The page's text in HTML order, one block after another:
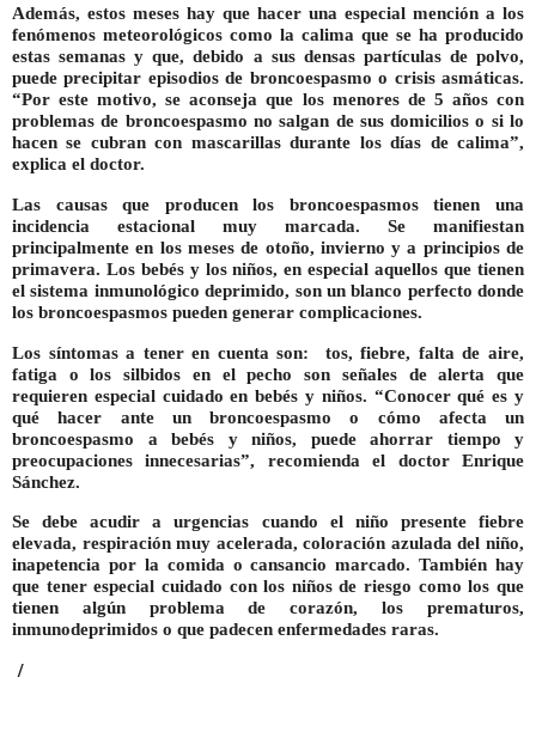
Además, estos meses hay que hacer una especial mención a los
fenómenos meteorológicos como la calima que se ha producido
estas semanas y que, debido a sus densas partículas de polvo,
puede precipitar episodios de broncoespasmo o crisis asmáticas.
“Por este motivo, se aconseja que los menores de 5 años con
problemas de broncoespasmo no salgan de sus domicilios o si lo
hacen se cubran con mascarillas durante los días de calima”,
explica el doctor.
Las causas que producen los broncoespasmos tienen una
incidencia estacional muy marcada. Se manifiestan
principalmente en los meses de otoño, invierno y a principios de
primavera. Los bebés y los niños, en especial aquellos que tienen
el sistema inmunológico deprimido, son un blanco perfecto donde
los broncoespasmos pueden generar complicaciones.
Los síntomas a tener en cuenta son: tos, fiebre, falta de aire,
fatiga o los silbidos en el pecho son señales de alerta que
requieren especial cuidado en bebés y niños. “Conocer qué es y
qué hacer ante un broncoespasmo o cómo afecta un
broncoespasmo a bebés y niños, puede ahorrar tiempo y
preocupaciones innecesarias”, recomienda el doctor Enrique
Sánchez.
Se debe acudir a urgencias cuando el niño presente fiebre
elevada, respiración muy acelerada, coloración azulada del niño,
inapetencia por la comida o cansancio marcado. También hay
que tener especial cuidado con los niños de riesgo como los que
tienen algún problema de corazón, los prematuros,
inmunodeprimidos o que padecen enfermedades raras.
/